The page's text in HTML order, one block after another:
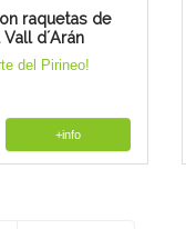
raquetas de
d´Arán
del Pirineo!
+info